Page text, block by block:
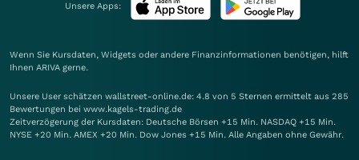
Unsere Apps:
Wenn Sie Kursdaten, Widgets oder andere Finanzinformationen benötigen, hilft
Ihnen ARIVA gerne.
Unsere User schätzen wallstreet-online.de: 4.8 von 5 Sternen ermittelt aus 285
Bewertungen bei www.kagels-trading.de
Zeitverzögerung der Kursdaten: Deutsche Börsen +15 Min. NASDAQ +15 Min.
NYSE +20 Min. AMEX +20 Min. Dow Jones +15 Min. Alle Angaben ohne Gewähr.